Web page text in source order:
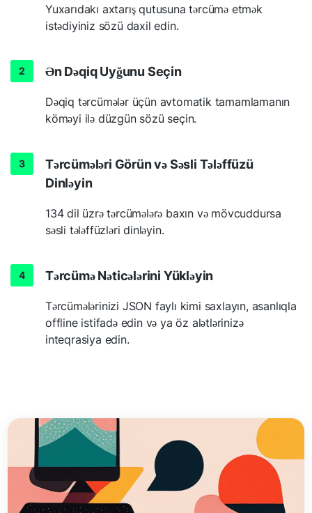
Yuxarıdakı axtarış qutusuna tərcümə etmək
istədiyiniz sözü daxil edin.
Ən Dəqiq Uyğunu Seçin
Dəqiq tərcümələr üçün avtomatik tamamlamanın
köməyi ilə düzgün sözü seçin.
Tərcümələri Görün və Səsli Tələffüzü
Dinləyin
134 dil üzrə tərcümələrə baxın və mövcuddursa
səsli tələffüzləri dinləyin.
Tərcümə Nəticələrini Yükləyin
Tərcümələrinizi JSON faylı kimi saxlayın, asanlıqla
offline istifadə edin və ya öz alətlərinizə
inteqrasiya edin.